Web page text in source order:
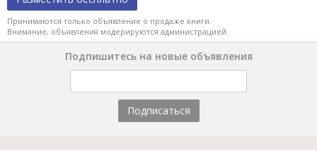
Принимаются только объявление о продаже книги.
Внимание, объявления модерируются администрацией.
Подпишитесь на новые объявления
Подписаться